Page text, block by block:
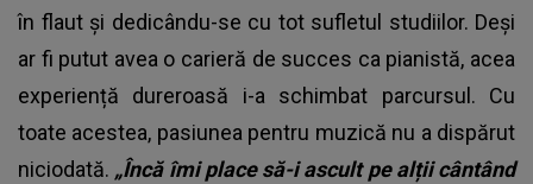
în flaut și dedicându-se cu tot sufletul studiilor. Deși
ar fi putut avea o carieră de succes ca pianistă, acea
experiență dureroasă i-a schimbat parcursul. Cu
toate acestea, pasiunea pentru muzică nu a dispărut
niciodată. „Încă îmi place să-i ascult pe alții cântând